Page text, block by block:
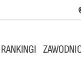
RANKINGI